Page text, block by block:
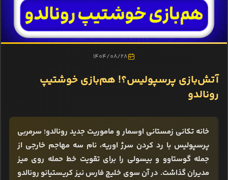
1404/08/28
آتش‌بازی پرسپولیس؟! هم‌بازی خوشتیپ
رونالدو
خانه تکانی زمستانی اوسمار و ماموریت جدید رونالدو؛ سرمربی
پرسپولیس با رد کردن سرژ اوریه، نام سه مهاجم خارجی از
جمله گوستاوو و بیسولی را برای تقویت خط حمله روی میز
مدیران گذاشت. در آن سوی خلیج فارس نیز کریستیانو رونالدو